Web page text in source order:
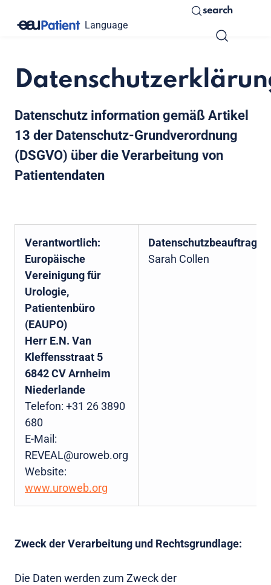
Language
search
Datenschutz information gemäß Artikel
13 der Datenschutz-Grundverordnung
(DSGVO) über die Verarbeitung von
Patientendaten
Verantwortlich:
Europäische
Vereinigung für
Urologie,
Patientenbüro
(EAUPO)
Herr E.N. Van
Kleffensstraat 5
6842 CV Arnheim
Niederlande
Telefon: +31 26 3890
680
E-Mail:
REVEAL@uroweb.org
Website:
www.uroweb.org
Datenschutzbeauftragte
Sarah Collen
Zweck der Verarbeitung und Rechtsgrundlage:
Die Daten werden zum Zweck der